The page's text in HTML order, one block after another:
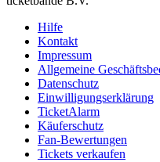
Hilfe
Kontakt
Impressum
Allgemeine
Datenschutz
Einwilligungserklärung
TicketAlarm
Käuferschutz
Fan-Bewertungen
Tickets verkaufen